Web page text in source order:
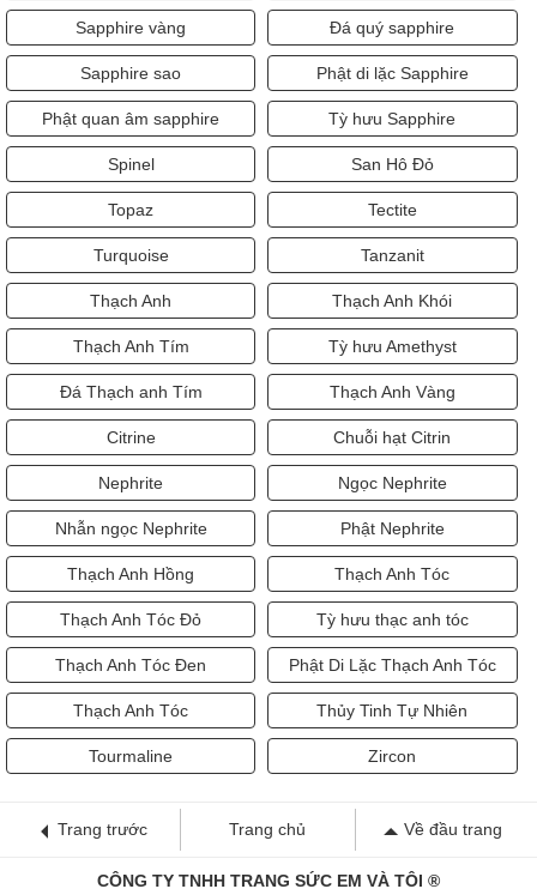
Sapphire vàng Đá quý sapphire
Sapphire sao Phật di lặc Sapphire
Phật quan âm sapphire Tỳ hưu Sapphire
Spinel San Hô Đỏ
Topaz Tectite
Turquoise Tanzanit
Thạch Anh Thạch Anh Khói
Thạch Anh Tím Tỳ hưu Amethyst
Đá Thạch anh Tím Thạch Anh Vàng
Citrine Chuỗi hạt Citrin
Nephrite Ngọc Nephrite
Nhẫn ngọc Nephrite Phật Nephrite
Thạch Anh Hồng Thạch Anh Tóc
Thạch Anh Tóc Đỏ Tỳ hưu thạc anh tóc
Thạch Anh Tóc Đen Phật Di Lặc Thạch Anh Tóc
Thạch Anh Tóc Thủy Tinh Tự Nhiên
Tourmaline Zircon
Trang trước Trang chủ Về đầu trang
CÔNG TY TNHH TRANG SỨC EM VÀ TÔI ®